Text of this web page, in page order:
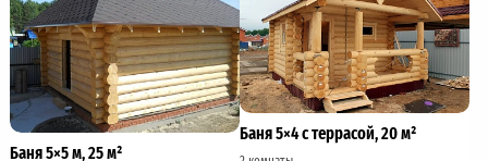
Баня 5×5 м, 25 м²
Баня 5×4 с террасой, 20 м²